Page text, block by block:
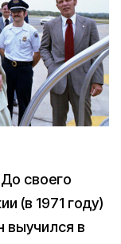
своего
(в 1971 году)
выучился в